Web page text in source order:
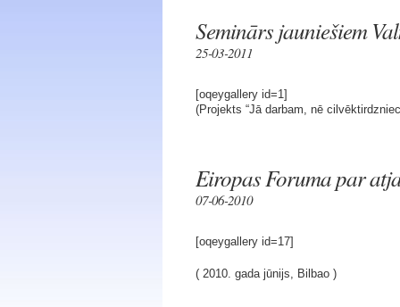
Seminārs jauniešiem
25-03-2011
[oqeygallery id=1]
(Projekts “Jā darbam, nē
Eiropas Foruma par
07-06-2010
[oqeygallery id=17]
( 2010. gada jūnijs, Bilbao )